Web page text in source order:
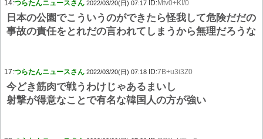
14:つらたんニュースさん 2022/03/20(日) 07:17 ID:Mtv0+KI/0
日本の公園でこういうのができたら怪我して危険だだの
事故の責任をとれだの言われてしまうから無理だろうな
17:つらたんニュースさん 2022/03/20(日) 07:18 ID:7B+u3i3Z0
今どき筋肉で戦うわけじゃあるまいし
射撃が得意なことで有名な韓国人の方が強い